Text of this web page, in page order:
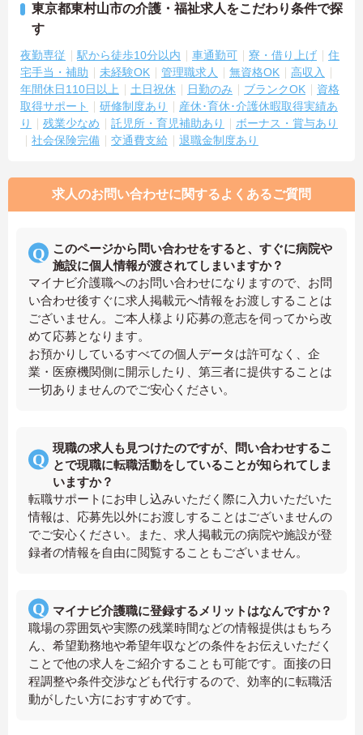
東京都東村山市の介護・福祉求人をこだわり条件で探
す
夜勤専従 駅から徒歩10分以内 車通勤可 寮・借り上げ
住
宅手当・補助
未経験OK 管理職求人 無資格OK
高収入
年間休日110日以上
土日祝休 日勤のみ ブランクOK
資格
取得サポート
研修制度あり
産休･育休･介護休暇取得実績あ
り
残業少なめ 託児所・育児補助あり
ボーナス・賞与あり
社会保険完備
交通費支給 退職金制度あり
求人のお問い合わせに関するよくあるご質問
このページから問い合わせをすると、すぐに病院や
施設に個人情報が渡されてしまいますか？
マイナビ介護職へのお問い合わせになりますので、お問
い合わせ後すぐに求人掲載元へ情報をお渡しすることは
ございません。ご本人様より応募の意志を伺ってから改
めて応募となります。
お預かりしているすべての個人データは許可なく、企
業・医療機関側に開示したり、第三者に提供することは
一切ありませんのでご安心ください。
現職の求人も見つけたのですが、問い合わせするこ
とで現職に転職活動をしていることが知られてしま
いますか？
転職サポートにお申し込みいただく際に入力いただいた
情報は、応募先以外にお渡しすることはございませんの
でご安心ください。また、求人掲載元の病院や施設が登
録者の情報を自由に閲覧することもございません。
マイナビ介護職に登録するメリットはなんですか？
職場の雰囲気や実際の残業時間などの情報提供はもちろ
ん、希望勤務地や希望年収などの条件をお伝えいただく
ことで他の求人をご紹介することも可能です。面接の日
程調整や条件交渉なども代行するので、効率的に転職活
動がしたい方におすすめです。